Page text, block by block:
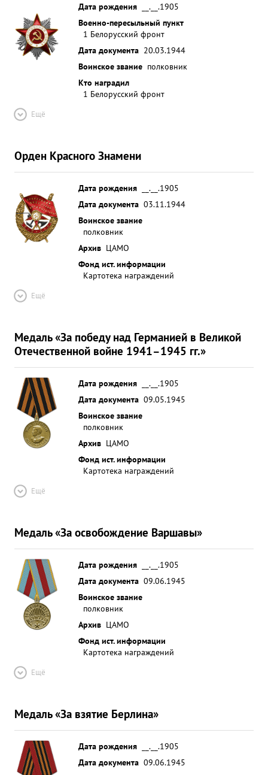
Дата рождения
__.__.1905
Военно-пересыльный пункт
1 Белорусский фронт
Дата документа 20.03.1944
Воинское звание полковник
Кто наградил
1 Белорусский фронт
Ещё
Орден Красного Знамени
Дата рождения
__.__.1905
Дата документа 03.11.1944
Воинское звание
полковник
Архив ЦАМО
Фонд ист. информации
Картотека награждений
Ещё
Медаль «За победу над Германией в Великой
Отечественной войне 1941–1945 гг.»
Дата рождения
__.__.1905
Дата документа 09.05.1945
Воинское звание
полковник
Архив ЦАМО
Фонд ист. информации
Картотека награждений
Ещё
Медаль «За освобождение Варшавы»
Дата рождения
__.__.1905
Дата документа 09.06.1945
Воинское звание
полковник
Архив ЦАМО
Фонд ист. информации
Картотека награждений
Ещё
Медаль «За взятие Берлина»
Дата рождения
__.__.1905
Дата документа 09.06.1945